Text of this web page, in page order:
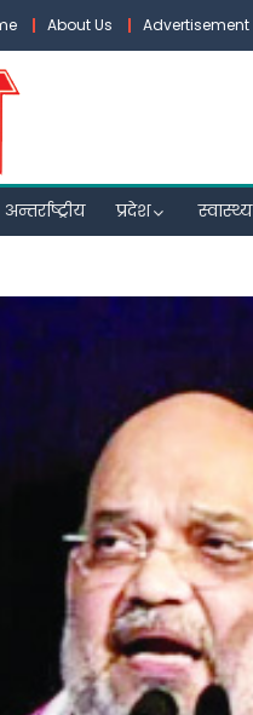
About Us Advertisement
अन्तर्राष्ट्रीय प्रदेश स्वास्थ्य